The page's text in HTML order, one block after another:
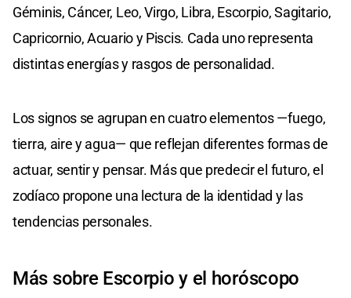
Géminis, Cáncer, Leo, Virgo, Libra, Escorpio, Sagitario,
Capricornio, Acuario y Piscis. Cada uno representa
distintas energías y rasgos de personalidad.
Los signos se agrupan en cuatro elementos —fuego,
tierra, aire y agua— que reflejan diferentes formas de
actuar, sentir y pensar. Más que predecir el futuro, el
zodíaco propone una lectura de la identidad y las
tendencias personales.
Más sobre Escorpio y el horóscopo